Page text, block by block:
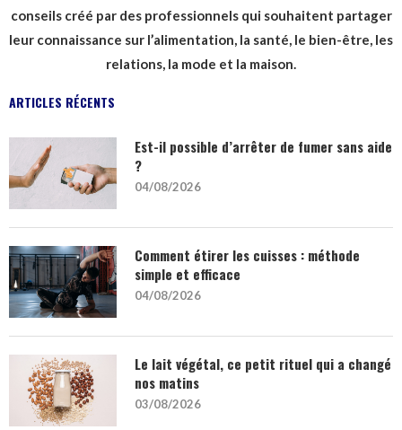
conseils créé par des professionnels qui souhaitent partager
leur connaissance sur l’alimentation, la santé, le bien-être, les
relations, la mode et la maison.
ARTICLES RÉCENTS
Est-il possible d’arrêter de fumer sans aide
?
04/08/2026
Comment étirer les cuisses : méthode
simple et efficace
04/08/2026
Le lait végétal, ce petit rituel qui a changé
nos matins
03/08/2026